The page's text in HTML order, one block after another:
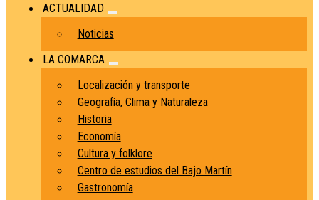
ACTUALIDAD
Noticias
LA COMARCA
Localización y transporte
Geografía, Clima y Naturaleza
Historia
Economía
Cultura y folklore
Centro de estudios del Bajo Martín
Gastronomía